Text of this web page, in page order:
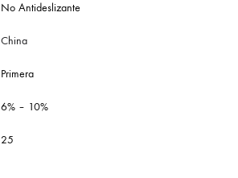
No Antideslizante
China
Primera
6% – 10%
25